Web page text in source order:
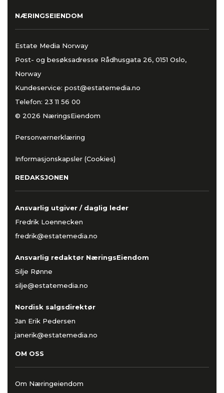
NÆRINGSEIENDOM
Estate Media Norway
Post- og besøksadresse Rådhusgata 26, 0151 Oslo,
Norway
Kundeservice: post@estatemedia.no
Telefon: 23 11 56 00
© 2026 NæringsEiendom
Personvernerklæring
Informasjonskapsler (Cookies)
REDAKSJONEN
Ansvarlig utgiver / daglig leder
Fredrik Loennecken
fredrik@estatemedia.no
Ansvarlig redaktør NæringsEiendom
Silje Rønne
silje@estatemedia.no
Nordisk salgsdirektør
Jan Erik Pedersen
janerik@estatemedia.no
OM OSS
Om Næringeiendom